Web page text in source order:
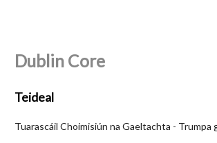
Dublin Core
Teideal
Tuarascáil Choimisiún na Gaeltachta - Trumpa